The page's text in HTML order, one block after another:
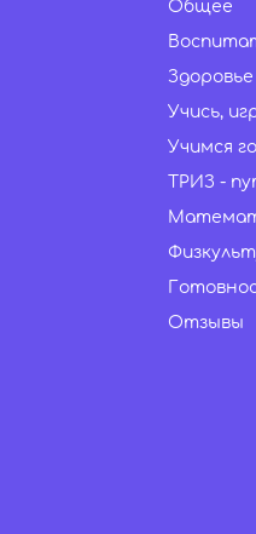
Общее
Учись,
Учимся
ТРИЗ -
Отзывы